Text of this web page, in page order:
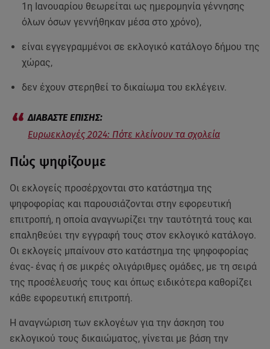
1η Ιανουαρίου θεωρείται ως ημερομηνία γέννησης
όλων όσων γεννήθηκαν μέσα στο χρόνο),
είναι εγγεγραμμένοι σε εκλογικό κατάλογο δήμου της
χώρας,
δεν έχουν στερηθεί το δικαίωμα του εκλέγειν.
Ευρωεκλογές 2024: Πότε κλείνουν τα σχολεία
Πώς ψηφίζουμε
Οι εκλογείς προσέρχονται στο κατάστημα της
ψηφοφορίας και παρουσιάζονται στην εφορευτική
επιτροπή, η οποία αναγνωρίζει την ταυτότητά τους και
επαληθεύει την εγγραφή τους στον εκλογικό κατάλογο.
Οι εκλογείς μπαίνουν στο κατάστημα της ψηφοφορίας
ένας- ένας ή σε μικρές ολιγάριθμες ομάδες, με τη σειρά
της προσέλευσής τους και όπως ειδικότερα καθορίζει
κάθε εφορευτική επιτροπή.
Η αναγνώριση των εκλογέων για την άσκηση του
εκλογικού τους δικαιώματος, γίνεται με βάση την